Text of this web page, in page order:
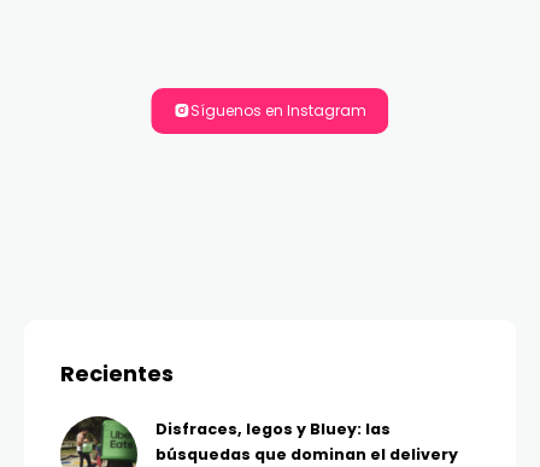
Síguenos en Instagram
Recientes
Disfraces, legos y Bluey: las
búsquedas que dominan el delivery